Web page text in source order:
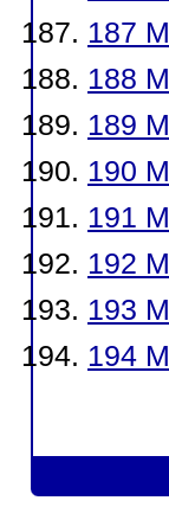
187
188
189
190
191
192
193
194